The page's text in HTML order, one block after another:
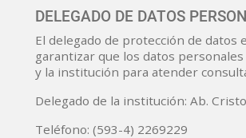
DELEGADO DE DATOS
El delegado de protección de
garantizar que los datos
y la institución para atender
Delegado de la institución: Ab.
Teléfono: (593-4) 2269229